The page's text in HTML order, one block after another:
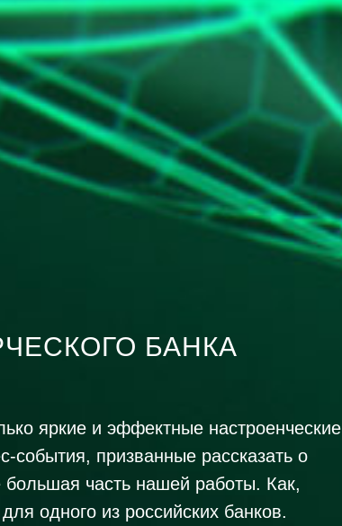
БАНКА
яркие и эффектные настроенческие
события, призванные рассказать о
часть нашей работы. Как,
одного из российских банков.